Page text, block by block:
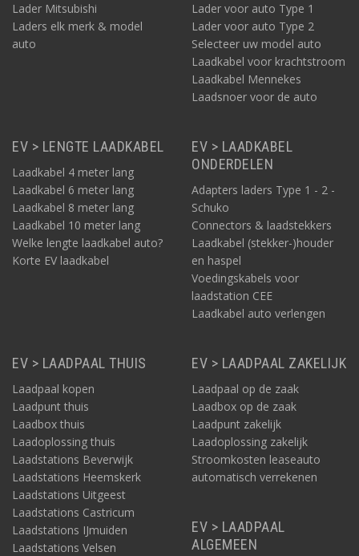
Lader Mitsubishi
Laders elk merk & model
auto
Lader voor auto Type 1
Lader voor auto Type 2
Selecteer uw model auto
Laadkabel voor krachtstroom
Laadkabel Mennekes
Laadsnoer voor de auto
EV > LENGTE LAADKABEL
Laadkabel 4 meter lang
Laadkabel 6 meter lang
Laadkabel 8 meter lang
Laadkabel 10 meter lang
Welke lengte laadkabel auto?
Korte EV laadkabel
EV > LAADKABEL
ONDERDELEN
Adapters laders Type 1 - 2 -
Schuko
Connectors & laadstekkers
Laadkabel (stekker-)houder
en haspel
Voedingskabels voor
laadstation CEE
Laadkabel auto verlengen
EV > LAADPAAL THUIS
Laadpaal kopen
Laadpunt thuis
Laadbox thuis
Laadoplossing thuis
Laadstations Beverwijk
Laadstations Heemskerk
Laadstations Uitgeest
Laadstations Castricum
Laadstations IJmuiden
Laadstations Velsen
EV > LAADPAAL ZAKELIJK
Laadpaal op de zaak
Laadbox op de zaak
Laadpunt zakelijk
Laadoplossing zakelijk
Stroomkosten leaseauto
automatisch verrekenen
EV > LAADPAAL
ALGEMEEN